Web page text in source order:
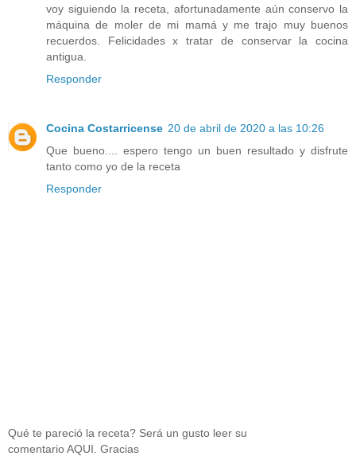
voy siguiendo la receta, afortunadamente aún conservo la
máquina de moler de mi mamá y me trajo muy buenos
recuerdos. Felicidades x tratar de conservar la cocina
antigua.
Responder
Cocina Costarricense 20 de abril de 2020 a las 10:26
Que bueno.... espero tengo un buen resultado y disfrute
tanto como yo de la receta
Responder
Qué te pareció la receta? Será un gusto leer su
comentario AQUI. Gracias